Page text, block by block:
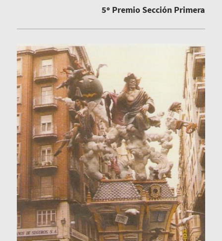
5º Premio Sección Primera